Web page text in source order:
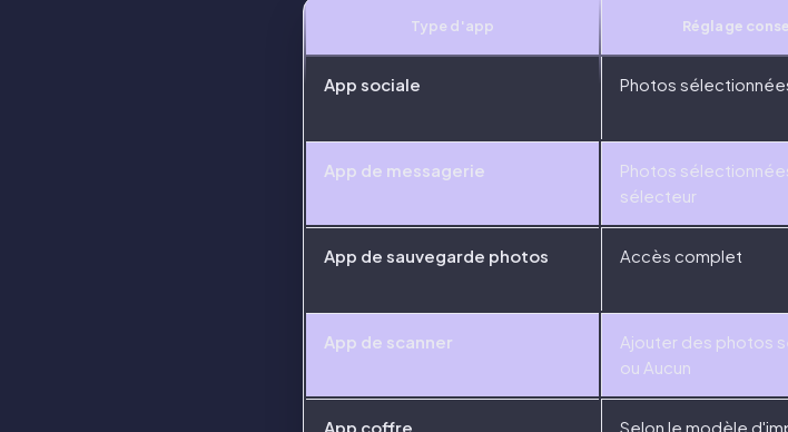
Type d'app Réglage
App sociale Photos
App de messagerie
Photos
sélecteur
App de sauvegarde photos Accès complet
App de scanner
Ajouter des photos
ou Aucun
App coffre Selon le modèle